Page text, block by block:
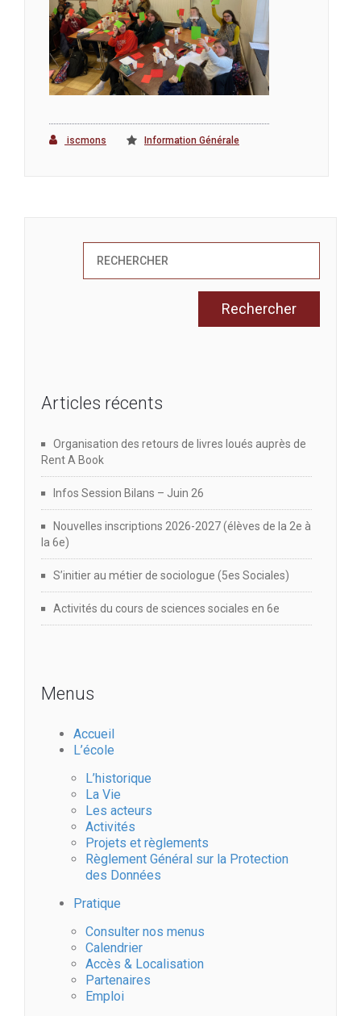
iscmons Information Générale
Articles récents
Organisation des retours de livres loués auprès de
Rent A Book
Infos Session Bilans – Juin 26
Nouvelles inscriptions 2026-2027 (élèves de la 2e à
la 6e)
S’initier au métier de sociologue (5es Sociales)
Activités du cours de sciences sociales en 6e
Menus
Accueil
L’école
L’historique
La Vie
Les acteurs
Activités
Projets et règlements
Règlement Général sur la Protection
des Données
Pratique
Consulter nos menus
Calendrier
Accès & Localisation
Partenaires
Emploi